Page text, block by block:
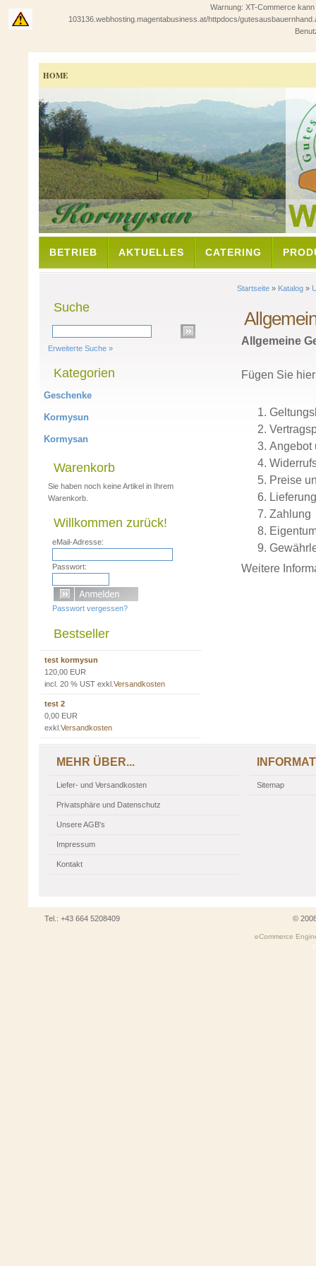
Warnung: XT-Commerce
103136.webhosting.magentabusiness.at/httpdocs/
HOME
BETRIEB AKTUELLES CATERING
Startseite » Katalog »
Allgemeine
Fügen Sie
Angebot
Preise
Lieferung
Zahlung
Weitere
Suche
Erweiterte Suche »
Kategorien
Geschenke
Kormysun
Kormysan
Warenkorb
Sie haben noch keine Artikel in Ihrem
Warenkorb.
Willkommen zurück!
eMail-Adresse:
Passwort:
Passwort vergessen?
Bestseller
test kormysun
120,00 EUR
incl. 20 % UST exkl. Versandkosten
test 2
0,00 EUR
exkl. Versandkosten
MEHR ÜBER...
Liefer- und Versandkosten
Privatsphäre und Datenschutz
Unsere AGB's
Impressum
Kontakt
Sitemap
Tel.: +43 664 5208409 ©
eCommerce